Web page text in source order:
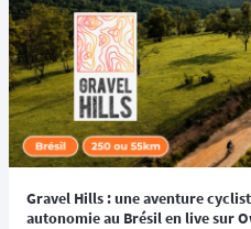
Gravel Hills : une aventure
autonomie au Brésil en live sur